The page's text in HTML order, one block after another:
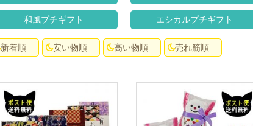
和風プチギフト エシカルプチギフト
新着順 安い物順 高い物順 売れ筋順